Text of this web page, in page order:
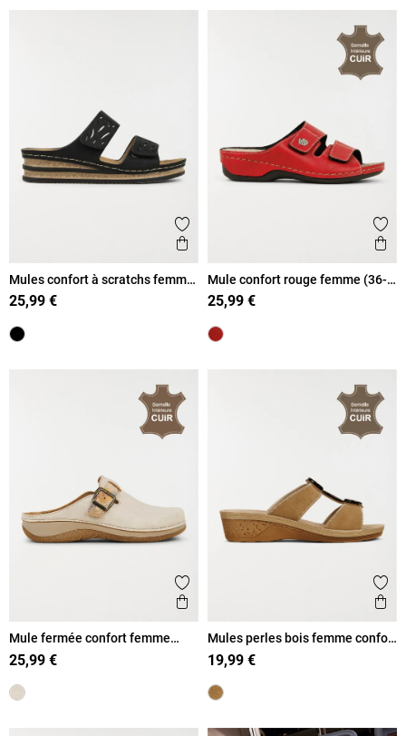
Ajouter aux favoris
Aperçu rapide
Mules confort à scratchs femme
(36-41)
25,99 €
Mule confort rouge femme (36-
41)
25,99 €
Ajouter aux favoris
Aperçu rapide
Mule fermée confort femme
beige (36-42)
25,99 €
Mules perles bois femme confort
(36-41)
19,99 €